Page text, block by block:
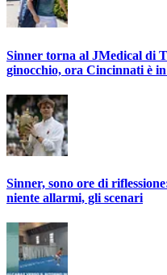
Sinner torna al JMedical di
ginocchio, ora Cincinnati è
Sinner, sono ore di
niente allarmi, gli scenari